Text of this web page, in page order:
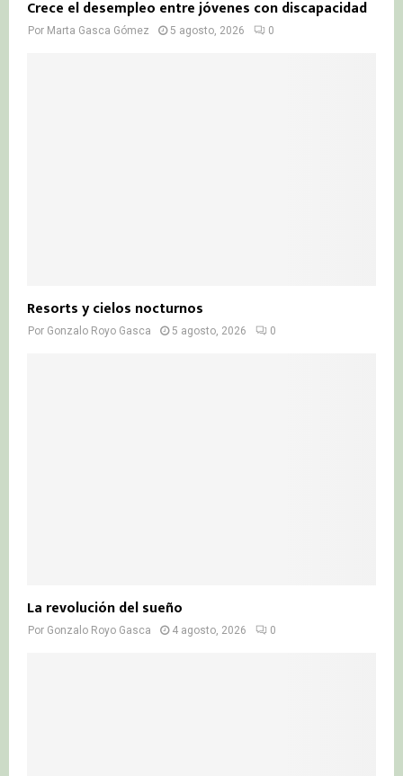
Crece el desempleo entre jóvenes con discapacidad
Por Marta Gasca Gómez 5 agosto, 2026 0
Resorts y cielos nocturnos
Por Gonzalo Royo Gasca 5 agosto, 2026 0
La revolución del sueño
Por Gonzalo Royo Gasca 4 agosto, 2026 0